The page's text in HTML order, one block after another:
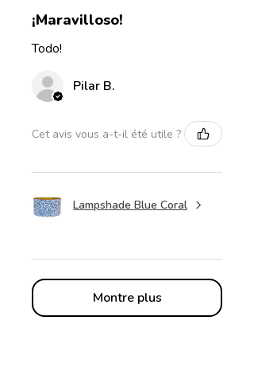
¡Maravilloso!
Todo!
Pilar B.
Cet avis vous a-t-il été utile ?
Lampshade Blue Coral
Montre plus